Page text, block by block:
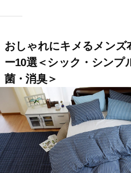
おしゃれにキメるメンズ
ー10選＜シック・シンプ
菌・消臭＞